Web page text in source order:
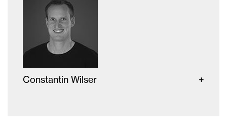
Constantin Wilser